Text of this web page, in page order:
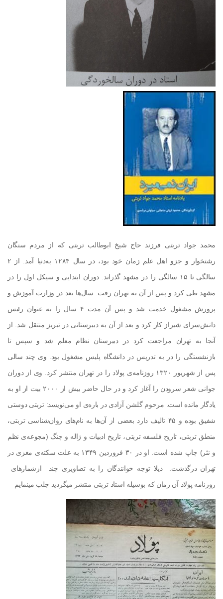
محمد جواد تربتی فرزند حاج شیخ ابوطالب تربتی که از مردم سنگان
رشتخوار و جزو اهل علم زمان خود بود، در سال ۱۲۸۴ به‌دنیا آمد. از ۲
سالگی تا ۱۵ سالگی را در مشهد گذراند. دوران ابتدایی و سیکل اول را در
مشهد طی کرد و پس از آن به تهران رفت. سال‌ها بعد در وزارت آموزش و
پرورش مشغول خدمت شد و پس آن مدت ۴ سال را به عنوان رئیس
دانش‌سرای شیراز کار کرد و بعد از آن به دبیرستانی در تبریز منتقل شد. از
آنجا به تهران مراجعت کرد در دبیرستان نظام معلم شد و سپس تا
بازنشستگی را در به تدریس در دانشگاه پلیس مشغول بود. وی چند سالی
پس از شهریور ۱۳۲۰ روزنامه‌ی پولاد را در تهران منتشر کرد. وی از دوران
جوانی شعر سرودن را آغاز کرد و در حال حاضر بیش از ۲۰۰۰ بیت از او به
یادگار مانده است. مرحوم گلشن آزادی در باره‌ی او می‌نویسد: تربتی دوستی
شفیق بوده و ۴۵ تالیف دارد بعضی از آن‌ها به نام‌های روان‌شناسی تربتی،
منطق تربتی، تاریخ فلسفه تربتی، تاریخ ادبیات و ژاله و چنگ (مجوعه‌ی نظم
و نثر) چاپ شده‌ است. او در ۳۰ فروردین ۱۳۴۹ به علت سکته‌ی مغزی در
تهران درگذشت . ذیلا توجه خوانندگان را به تصاویری چند ازشمارهای
روزنامه پولاد آن زمان که بوسیله استاد تربتی منتشر میگردید جلب مینمایم